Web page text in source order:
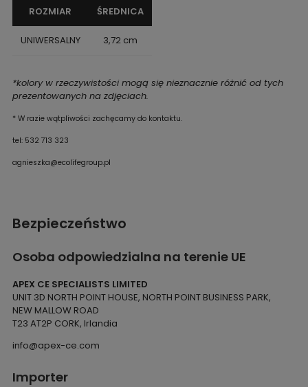
ROZMIAR ŚREDNICA
UNIWERSALNY 3,72 cm
*kolory w rzeczywistości mogą się nieznacznie różnić od tych
prezentowanych na zdjęciach.
* W razie wątpliwości zachęcamy do kontaktu.
tel: 532 713 323
agnieszka@ecolifegroup.pl
Bezpieczeństwo
Osoba odpowiedzialna na terenie UE
APEX CE SPECIALISTS LIMITED
UNIT 3D NORTH POINT HOUSE, NORTH POINT BUSINESS PARK,
NEW MALLOW ROAD
T23 AT2P CORK, Irlandia
info@apex-ce.com
Importer